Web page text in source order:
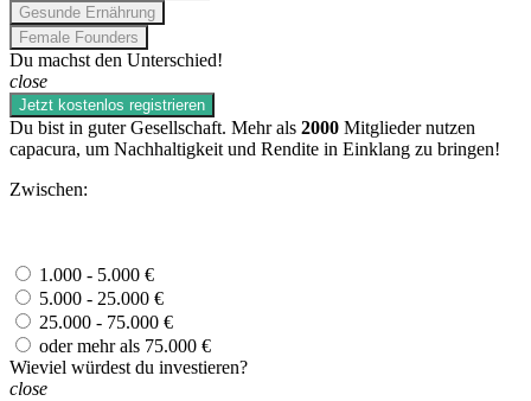
Gesunde Ernährung
Female Founders
Du machst den Unterschied!
close
Jetzt kostenlos registrieren
Du bist in guter Gesellschaft. Mehr als 2000 Mitglieder nutzen
capacura, um Nachhaltigkeit und Rendite in Einklang zu bringen!
Zwischen:
1.000 - 5.000 €
5.000 - 25.000 €
25.000 - 75.000 €
oder mehr als 75.000 €
Wieviel würdest du investieren?
close